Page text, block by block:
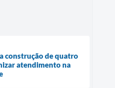
construção de quatro
atendimento na